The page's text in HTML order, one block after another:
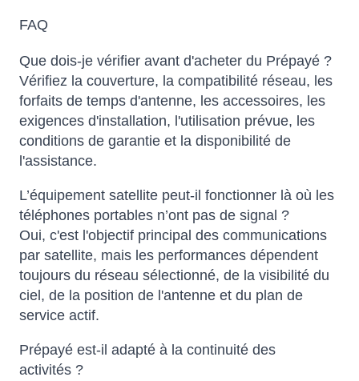
FAQ
Que dois-je vérifier avant d'acheter du Prépayé ?
Vérifiez la couverture, la compatibilité réseau, les
forfaits de temps d'antenne, les accessoires, les
exigences d'installation, l'utilisation prévue, les
conditions de garantie et la disponibilité de
l'assistance.
L’équipement satellite peut-il fonctionner là où les
téléphones portables n’ont pas de signal ?
Oui, c'est l'objectif principal des communications
par satellite, mais les performances dépendent
toujours du réseau sélectionné, de la visibilité du
ciel, de la position de l'antenne et du plan de
service actif.
Prépayé est-il adapté à la continuité des
activités ?